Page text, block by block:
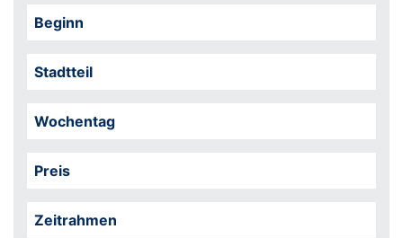
Beginn
Stadtteil
Wochentag
Preis
Zeitrahmen